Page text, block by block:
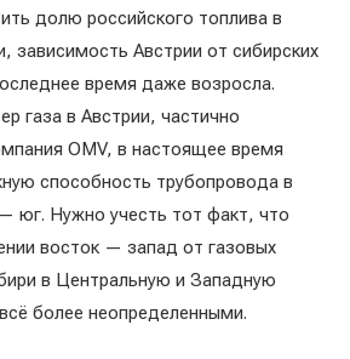
долю российского топлива в
зависимость Австрии от сибирских
время даже возросла.
газа в Австрии, частично
OMV, в настоящее время
способность трубопровода в
юг. Нужно учесть тот факт, что
восток — запад от газовых
в Центральную и Западную
более неопределенными.